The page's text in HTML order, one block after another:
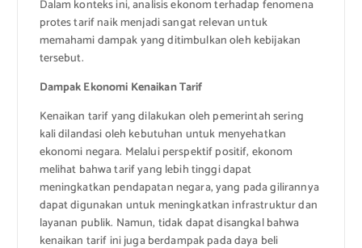
Dalam konteks ini, analisis ekonom terhadap fenomena
protes tarif naik menjadi sangat relevan untuk
memahami dampak yang ditimbulkan oleh kebijakan
tersebut.
Dampak Ekonomi Kenaikan Tarif
Kenaikan tarif yang dilakukan oleh pemerintah sering
kali dilandasi oleh kebutuhan untuk menyehatkan
ekonomi negara. Melalui perspektif positif, ekonom
melihat bahwa tarif yang lebih tinggi dapat
meningkatkan pendapatan negara, yang pada gilirannya
dapat digunakan untuk meningkatkan infrastruktur dan
layanan publik. Namun, tidak dapat disangkal bahwa
kenaikan tarif ini juga berdampak pada daya beli